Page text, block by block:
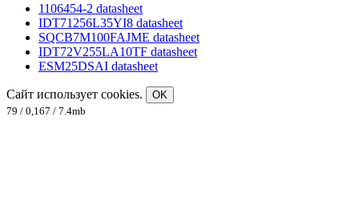
1106454-2 datasheet
IDT71256L35YI8 datasheet
SQCB7M100FAJME datasheet
IDT72V255LA10TF datasheet
ESM25DSAI datasheet
Сайт использует cookies.
OK
79 / 0,167 / 7.4mb